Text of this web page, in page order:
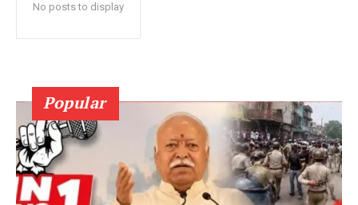
No posts to display
Popular